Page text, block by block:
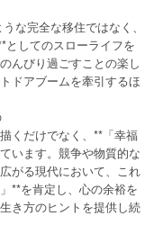
な完全な移住ではなく、
としてのスローライフを
んびり過ごすことの楽し
ドアブームを牽引するほ
くだけでなく、**「幸福
います。競争や物質的な
がる現代において、これ
**を肯定し、心の余裕を
き方のヒントを提供し続